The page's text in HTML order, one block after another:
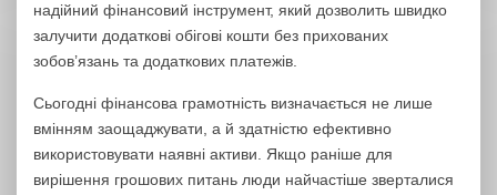
надійний фінансовий інструмент, який дозволить швидко
залучити додаткові обігові кошти без прихованих
зобов’язань та додаткових платежів.
Сьогодні фінансова грамотність визначається не лише
вмінням заощаджувати, а й здатністю ефективно
використовувати наявні активи. Якщо раніше для
вирішення грошових питань люди найчастіше зверталися